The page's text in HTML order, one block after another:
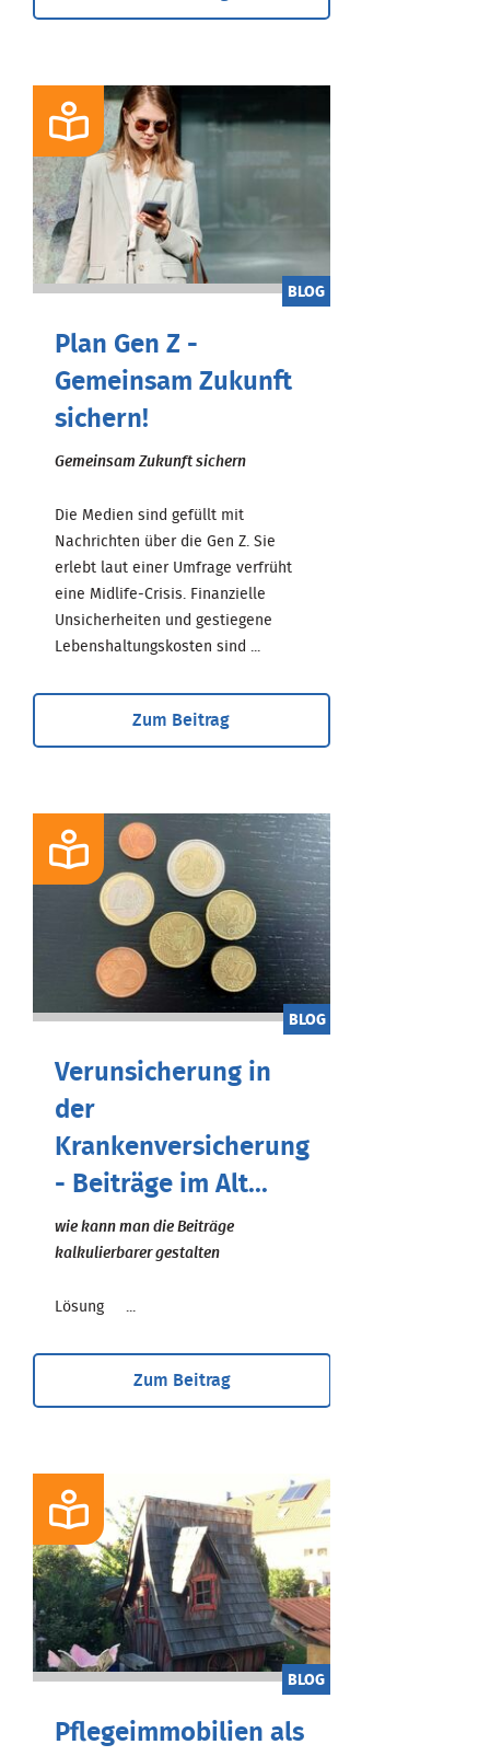
BLOG
Plan Gen Z -
Gemeinsam Zukunft
sichern!
Gemeinsam Zukunft sichern
Die Medien sind gefüllt mit
Nachrichten über die Gen Z. Sie
erlebt laut einer Umfrage verfrüht
eine Midlife-Crisis. Finanzielle
Unsicherheiten und gestiegene
Lebenshaltungskosten sind ...
Zum Beitrag
BLOG
Verunsicherung in
der
Krankenversicherung
- Beiträge im Alt...
wie kann man die Beiträge
kalkulierbarer gestalten
Lösung ...
Zum Beitrag
BLOG
Pflegeimmobilien als